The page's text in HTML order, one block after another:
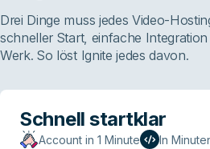
Drei Dinge muss jedes Video-
schneller Start, einfache
Werk. So löst Ignite jedes davon.
Schnell startklar
Account in 1 Minute In